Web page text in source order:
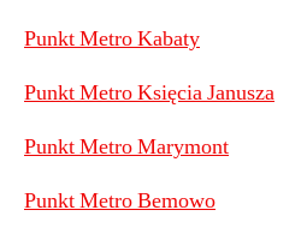
Punkt Metro Kabaty
Punkt Metro Księcia Janusza
Punkt Metro Marymont
Punkt Metro Bemowo